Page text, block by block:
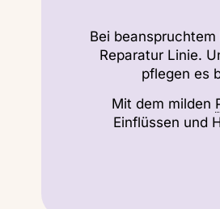
Bei
Reparatur Linie.
pflegen es
Mit dem milden
Einflüssen und